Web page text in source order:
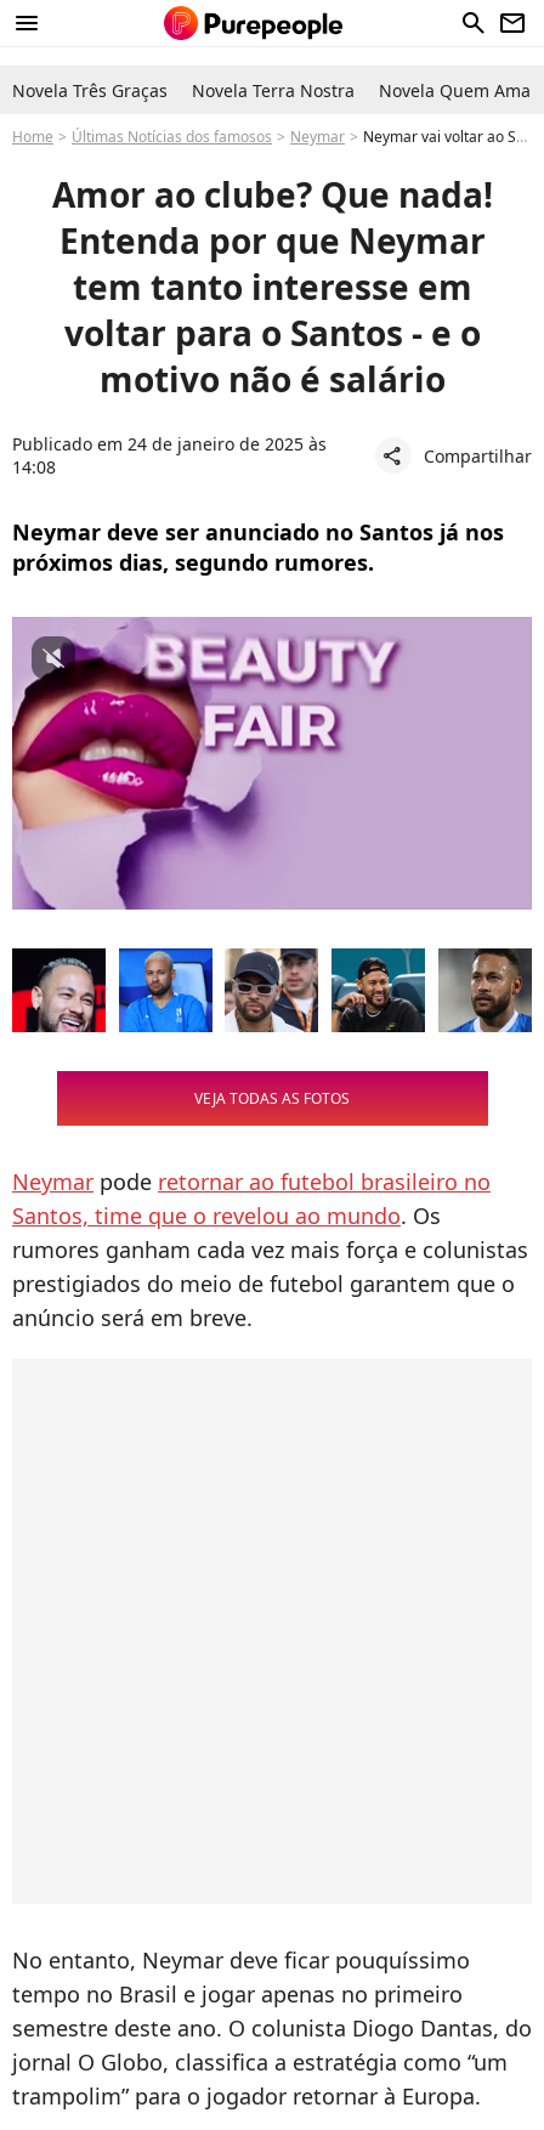
menu search newsletter
Novela Três Graças Novela Terra Nostra Novela Quem Ama
Home Últimas Notícias dos famosos Neymar Neymar vai voltar ao Santos? Entenda por que o jogador do Al-Hilal tem interesse em voltar ao time antigo
Amor ao clube? Que nada!
Entenda por que Neymar
tem tanto interesse em
voltar para o Santos - e o
motivo não é salário
Publicado em 24 de janeiro de 2025 às
14:08
share Compartilhar
Neymar deve ser anunciado no Santos já nos
próximos dias, segundo rumores.
VEJA TODAS AS FOTOS
Neymar pode retornar ao futebol brasileiro no
Santos, time que o revelou ao mundo. Os
rumores ganham cada vez mais força e colunistas
prestigiados do meio de futebol garantem que o
anúncio será em breve.
No entanto, Neymar deve ficar pouquíssimo
tempo no Brasil e jogar apenas no primeiro
semestre deste ano. O colunista Diogo Dantas, do
jornal O Globo, classifica a estratégia como “um
trampolim” para o jogador retornar à Europa.